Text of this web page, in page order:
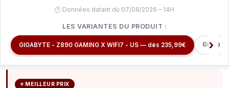
🕐 Données datant du 07/08/2026 – 14H
LES VARIANTES DU PRODUIT :
GIGABYTE - Z890 GAMING X WIFI7 - US — dès 235,99€
⭐ MEILLEUR PRIX